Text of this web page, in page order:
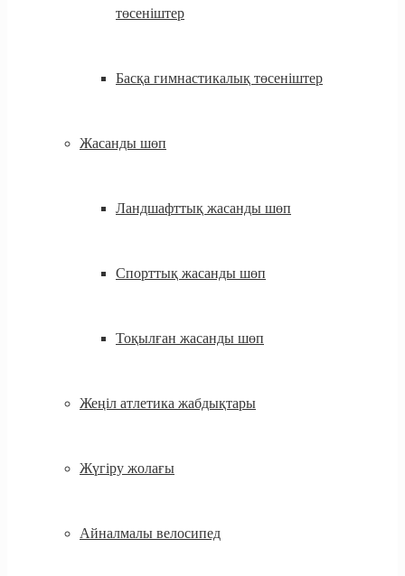
төсеніштер
Басқа гимнастикалық төсеніштер
Жасанды шөп
Ландшафттық жасанды шөп
Спорттық жасанды шөп
Тоқылған жасанды шөп
Жеңіл атлетика жабдықтары
Жүгіру жолағы
Айналмалы велосипед